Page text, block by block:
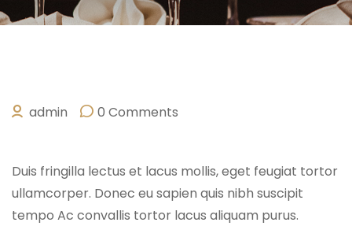
SEPTEMBER 22, 2022
admin 0 Comments
Duis fringilla lectus et lacus mollis, eget feugiat tortor
ullamcorper. Donec eu sapien quis nibh suscipit
tempo Ac convallis tortor lacus aliquam purus.